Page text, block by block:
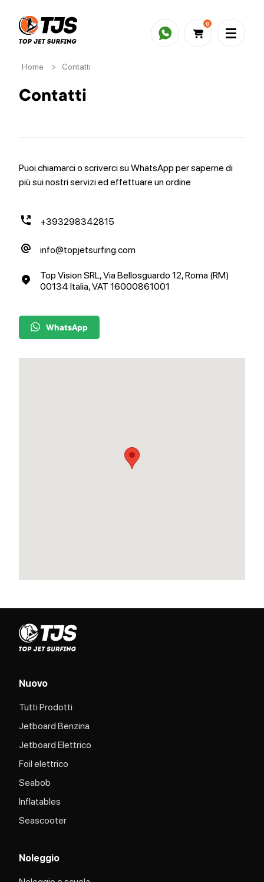
0
Home > Contatti
Contatti
Puoi chiamarci o scriverci su WhatsApp per saperne di
più sui nostri servizi ed effettuare un ordine
+393298342815
info@topjetsurfing.com
Top Vision SRL, Via Bellosguardo 12, Roma (RM)
00134 Italia, VAT 16000861001
WhatsApp
Nuovo
Tutti Prodotti
Jetboard Benzina
Jetboard Elettrico
Foil elettrico
Seabob
Inflatables
Seascooter
Noleggio